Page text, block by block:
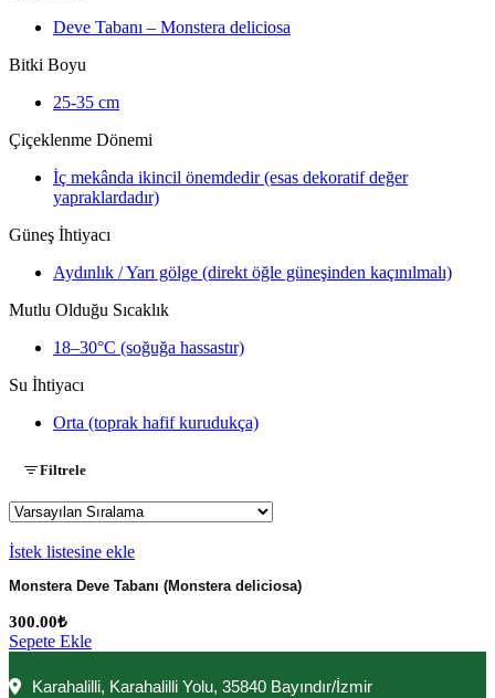
Deve Tabanı – Monstera deliciosa
Bitki Boyu
25-35 cm
Çiçeklenme Dönemi
İç mekânda ikincil önemdedir (esas dekoratif değer
yapraklardadır)
Güneş İhtiyacı
Aydınlık / Yarı gölge (direkt öğle güneşinden kaçınılmalı)
Mutlu Olduğu Sıcaklık
18–30°C (soğuğa hassastır)
Su İhtiyacı
Orta (toprak hafif kurudukça)
Filtrele
İstek listesine ekle
Monstera Deve Tabanı (Monstera deliciosa)
300.00₺
Sepete Ekle
Karahalilli, Karahalilli Yolu, 35840 Bayındır/İzmir